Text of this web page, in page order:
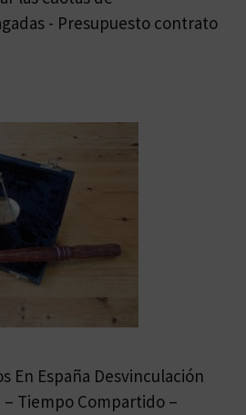
- Presupuesto contrato
En España Desvinculación
Tiempo Compartido –